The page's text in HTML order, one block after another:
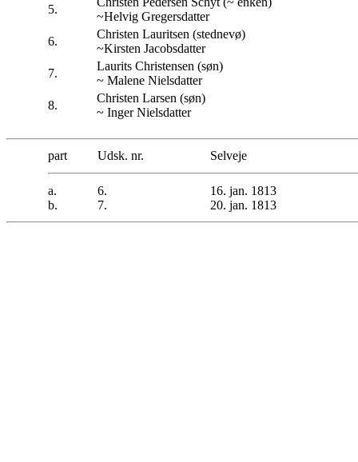
5.
~Helvig Gregersdatter
6.
Christen Lauritsen (stednevø)
~Kirsten Jacobsdatter
7.
Laurits Christensen (søn)
~ Malene Nielsdatter
8.
Christen Larsen (søn)
~ Inger Nielsdatter
part Udsk. nr. Selveje
a.
b.
6.
7.
16. jan. 1813
20. jan. 1813